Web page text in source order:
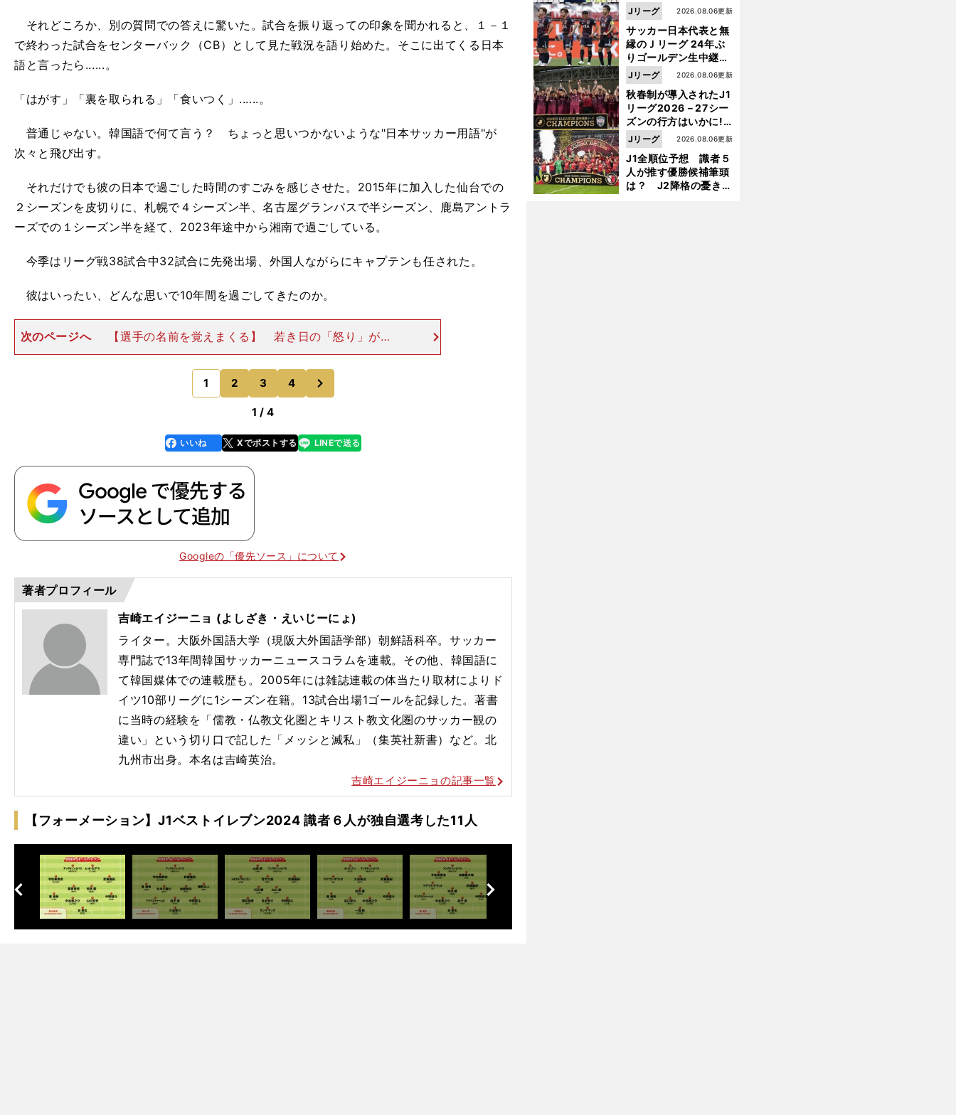
それどころか、別の質問での答えに驚いた。試合を振り返っての印象を聞かれると、１－１
で終わった試合をセンターバック（CB）として見た戦況を語り始めた。そこに出てくる日本
語と言ったら......。
「はがす」「裏を取られる」「食いつく」......。
普通じゃない。韓国語で何て言う？ ちょっと思いつかないような"日本サッカー用語"が
次々と飛び出す。
それだけでも彼の日本で過ごした時間のすごみを感じさせた。2015年に加入した仙台での
２シーズンを皮切りに、札幌で４シーズン半、名古屋グランパスで半シーズン、鹿島アントラ
ーズでの１シーズン半を経て、2023年途中から湘南で過ごしている。
今季はリーグ戦38試合中32試合に先発出場、外国人ながらにキャプテンも任された。
彼はいったい、どんな思いで10年間を過ごしてきたのか。
次のページへ
【選手の名前を覚えまくる】 若き日の「怒り」が後
の自らのキャリアを決定づけた。本人の口からはそうは言わなかった
が、話を聞くにそんなことを思う。 2014年の夏、20歳だったキム・
ミンテは、ベガルタ
1 2 3 4
のページへ
1 / 4
faceboo
k
いいね Xでポストする
line LINEで送る
Googleの「優先ソース」について
著者プロフィール
吉崎エイジーニョ (よしざき・えいじーにょ)
ライター。大阪外国語大学（現阪大外国語学部）朝鮮語科卒。サッカー
専門誌で13年間韓国サッカーニュースコラムを連載。その他、韓国語に
て韓国媒体での連載歴も。2005年には雑誌連載の体当たり取材によりド
イツ10部リーグに1シーズン在籍。13試合出場1ゴールを記録した。著書
に当時の経験を「儒教・仏教文化圏とキリスト教文化圏のサッカー観の
違い」という切り口で記した「メッシと滅私」（集英社新書）など。北
九州市出身。本名は吉崎英治。
吉崎エイジーニョの記事一覧
【フォーメーション】J1ベストイレブン2024 識者６人が独自選考した11人
次
へ
へ
K』 中京大中京の同
級生・木原龍一は"ジ
ャンプ係"だった
サッカー日本代表と無
縁のＪリーグ 24年ぶ
りゴールデン生中継の
開幕戦でヘタな試合は
見せられない
2026.08.06更新
Jリーグ
秋春制が導入されたJ1
リーグ2026－27シー
ズンの行方はいかに!?
５人の識者が全順位
を大胆予想
2026.08.06更新
Jリーグ
J1全順位予想 識者５
人が推す優勝候補筆頭
は？ J2降格の憂き目
2026.08.06更新
Jリーグ